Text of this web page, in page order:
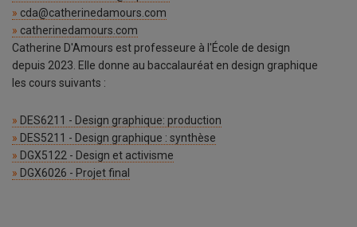
cda@catherinedamours.com
catherinedamours.com
Catherine D'Amours est professeure à l'École de design
depuis 2023. Elle donne au baccalauréat en design graphique
les cours suivants :
DES6211 - Design graphique: production
DES5211 - Design graphique : synthèse
DGX5122 - Design et activisme
DGX6026 - Projet final